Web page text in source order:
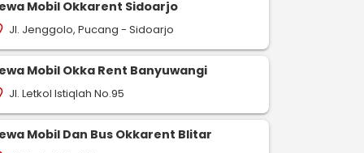
Mobil Okkarent Sidoarjo
Jl. Jenggolo, Pucang - Sidoarjo
Mobil Okka Rent Banyuwangi
Jl. Letkol Istiqlah No.95
Mobil Dan Bus Okkarent Blitar